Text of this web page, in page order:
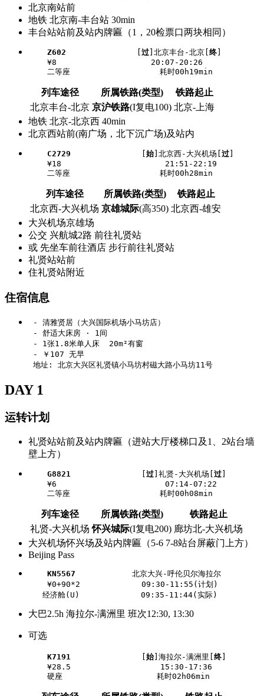
北京南站前
地铁 北京南-丰台站 30min
丰台站站前及站内牌匾（1，20检票口两块相同）
Z602 过 ]北京丰台-北京[ 终
    ¥8                    20:07-20:26
列车途径 所属铁路(类型)
铁路起止
北京丰台-北京 京沪铁路(I复电100) 北京-上海
地铁 北京-北京西 40min
北京西站前(南广场，北下沉广场)及站内
C2729 始 ]北京西-大兴机场[ 过
    ¥18                      21:51-22:19
列车途径 所属铁路(类型)
铁路起止
北京西-大兴机场 京雄城际(高350) 北京西-雄安
大兴机场京雄场
公交 兴航城2路 前往礼贤站
或 先坐车前往酒店 步行前往礼贤站
礼贤站站前
住礼贤站附近
住宿信息
- 清雅贤居（大兴国际机场小马坊店）
- 舒适大床房 · 1间
- 1张1.8米单人床  20m²有窗
- ￥107 无早
DAY 1
运转计划
礼贤站站前及站内牌匾（进站大厅楼梯口及1、2站台墙
壁上方）
G8821 过 ]礼贤-大兴机场[ 过
    ¥6                       07:14-07:22
列车途径 所属铁路(类型)
铁路起止
礼贤-大兴机场 怀兴城际(I复电200) 廊坊北-大兴机场
大兴机场怀兴场及站内牌匾（5-6 7-8站台屏蔽门上方）
Beijing Pass
KN5567
            北京大兴-呼伦贝尔海拉尔
    ¥0+90*2             09:30-11:55(计划)
大巴2.5h 海拉尔-满洲里 班次12:30, 13:30
可选
K7191 始 ]海拉尔-满洲里[ 终
    ¥28.5                   15:30-17:36